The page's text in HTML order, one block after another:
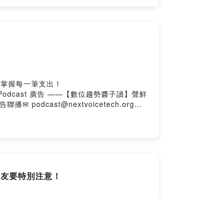
握每一筆支出！
廣告 ——【數位趨勢醬子讀】聲鮮
聯播✉ podcast@nextvoicetech.org
Hosting
要特別注意！